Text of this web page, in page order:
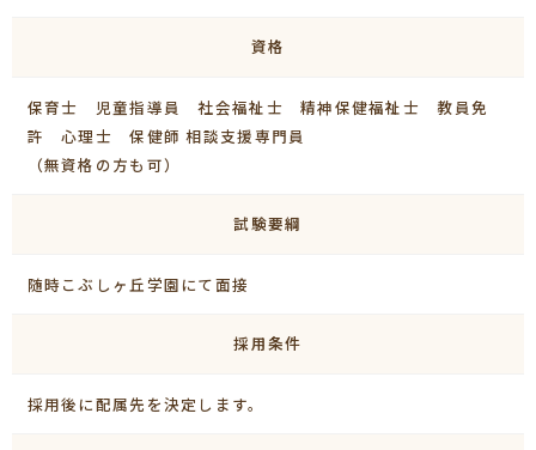
資格
保育士 児童指導員 社会福祉士 精神保健福祉士 教員免
許 心理士 保健師 相談支援専門員
（無資格の方も可）
試験要綱
随時こぶしヶ丘学園にて面接
採用条件
採用後に配属先を決定します。